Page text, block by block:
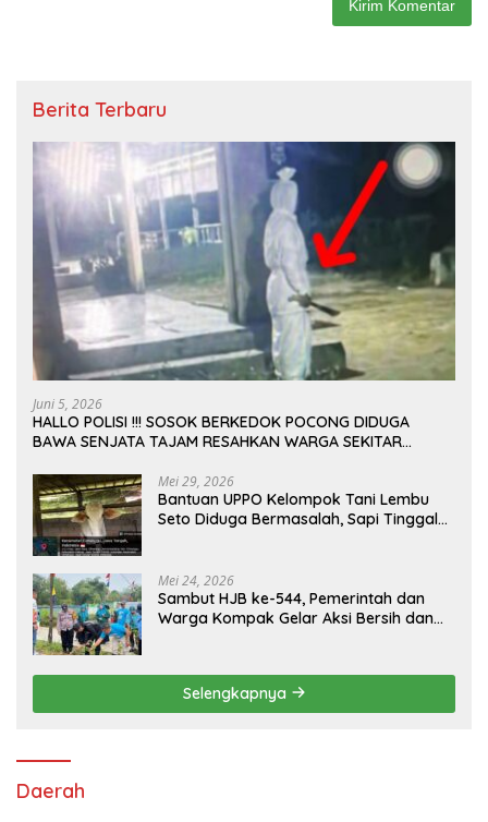
Berita Terbaru
Juni 5, 2026
HALLO POLISI !!! SOSOK BERKEDOK POCONG DIDUGA
BAWA SENJATA TAJAM RESAHKAN WARGA SEKITAR
Mei 29, 2026
Bantuan UPPO Kelompok Tani Lembu
Seto Diduga Bermasalah, Sapi Tinggal
Mei 24, 2026
Sambut HJB ke-544, Pemerintah dan
Warga Kompak Gelar Aksi Bersih dan
Selengkapnya
Daerah